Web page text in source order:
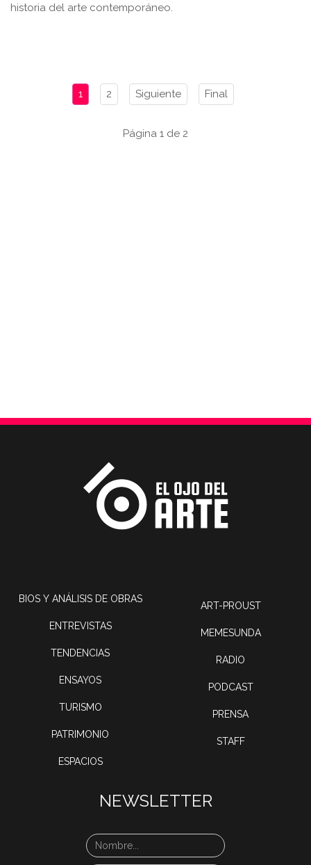
historia del arte contemporáneo.
1 2 Siguiente Final
Página 1 de 2
BIOS Y ANÁLISIS DE OBRAS
ENTREVISTAS
TENDENCIAS
ENSAYOS
TURISMO
PATRIMONIO
ESPACIOS
ART-PROUST
MEMESUNDA
RADIO
PODCAST
PRENSA
STAFF
NEWSLETTER